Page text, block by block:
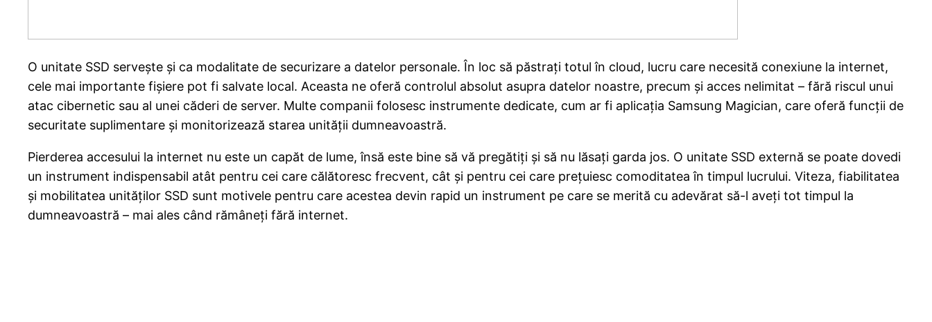
O unitate SSD servește și ca modalitate de securizare a datelor personale. În loc să păstrați totul în cloud, lucru care necesită conexiune la internet,
cele mai importante fișiere pot fi salvate local. Aceasta ne oferă controlul absolut asupra datelor noastre, precum și acces nelimitat – fără riscul unui
atac cibernetic sau al unei căderi de server. Multe companii folosesc instrumente dedicate, cum ar fi aplicația Samsung Magician, care oferă funcții de
securitate suplimentare și monitorizează starea unității dumneavoastră.
Pierderea accesului la internet nu este un capăt de lume, însă este bine să vă pregătiți și să nu lăsați garda jos. O unitate SSD externă se poate dovedi
un instrument indispensabil atât pentru cei care călătoresc frecvent, cât și pentru cei care prețuiesc comoditatea în timpul lucrului. Viteza, fiabilitatea
și mobilitatea unităților SSD sunt motivele pentru care acestea devin rapid un instrument pe care se merită cu adevărat să-l aveți tot timpul la
dumneavoastră – mai ales când rămâneți fără internet.